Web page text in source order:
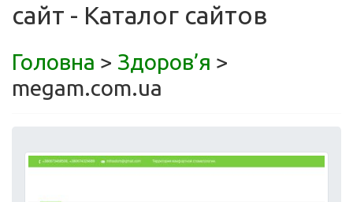
сайт - Каталог сайтов
Головна > Здоров’я >
megam.com.ua